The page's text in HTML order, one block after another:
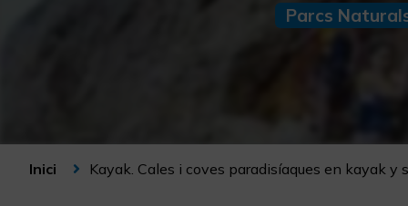
Parcs
Inici Kayak. Cales i coves paradisíaques en kayak y